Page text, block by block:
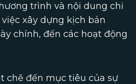
trình và nội dung chi
xây dựng kịch bản
chính, đến các hoạt động
chẽ đến mục tiêu của sự